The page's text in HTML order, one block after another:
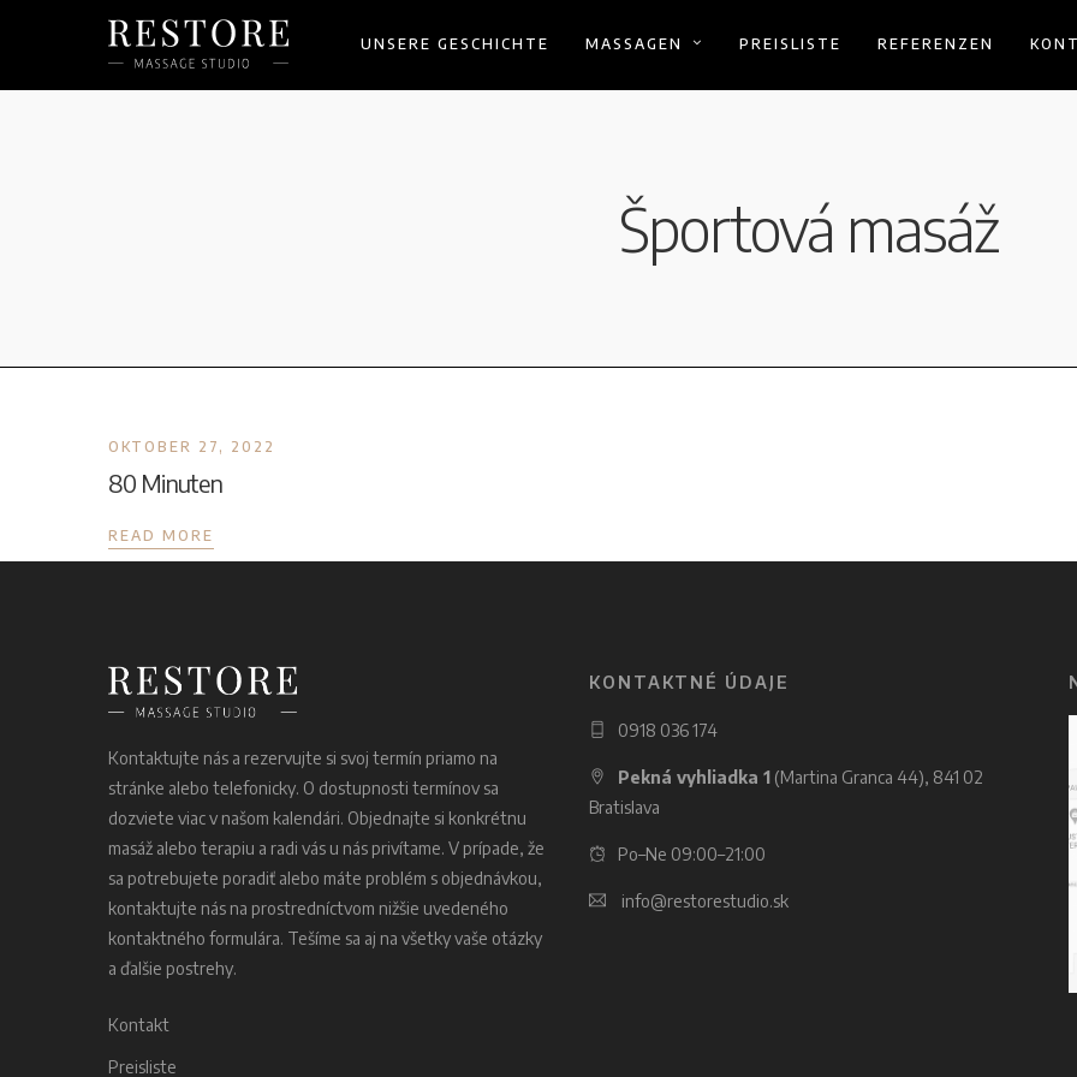
UNSERE GESCHICHTE MASSAGEN PREISLISTE REFERENZEN
Športová masáž
OKTOBER 27, 2022
80 Minuten
READ MORE
Kontaktujte nás a rezervujte si svoj termín priamo na
stránke alebo telefonicky. O dostupnosti termínov sa
dozviete viac v našom kalendári. Objednajte si konkrétnu
masáž alebo terapiu a radi vás u nás privítame. V prípade, že
sa potrebujete poradiť alebo máte problém s objednávkou,
kontaktujte nás na prostredníctvom nižšie uvedeného
kontaktného formulára. Tešíme sa aj na všetky vaše otázky
a ďalšie postrehy.
KONTAKTNÉ ÚDAJE
0918 036 174
Pekná vyhliadka 1(Martina Granca 44), 841 02
Bratislava
Po–Ne 09:00–21:00
info@restorestudio.sk
Kontakt
Preisliste